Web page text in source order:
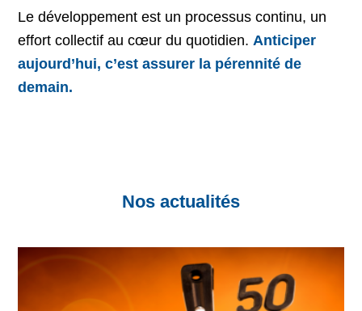
Le développement est un processus continu, un
effort collectif au cœur du quotidien.Anticiper
aujourd’hui, c’est assurer la pérennité de
demain.
Nos actualités